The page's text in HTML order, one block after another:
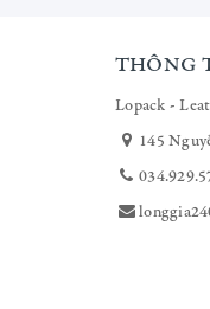
THÔNG
Lopack -
145